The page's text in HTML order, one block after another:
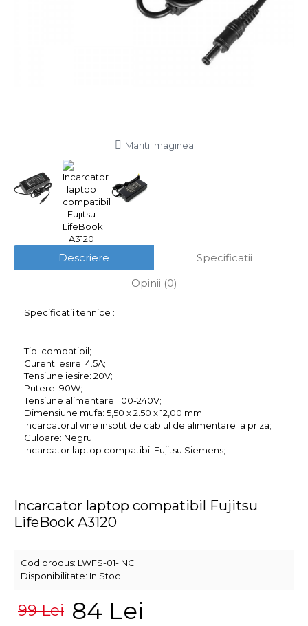
Mariti imaginea
Descriere
Specificatii
Opinii (0)
Specificatii tehnice :
Tip: compatibil;
Curent iesire: 4.5A;
Tensiune iesire: 20V;
Putere: 90W;
Tensiune alimentare: 100-240V;
Dimensiune mufa: 5,50 x 2.50 x 12,00 mm;
Incarcatorul vine insotit de cablul de alimentare la priza;
Culoare: Negru;
Incarcator laptop compatibil Fujitsu Siemens;
Incarcator laptop compatibil Fujitsu
LifeBook A3120
Cod produs: LWFS-01-INC
Disponibilitate: In Stoc
99 Lei 84 Lei